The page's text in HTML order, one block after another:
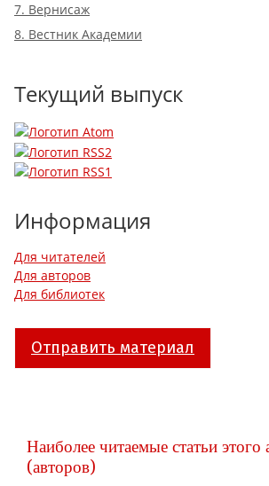
7. Вернисаж
8. Вестник Академии
Текущий выпуск
Информация
Для читателей
Для авторов
Для библиотек
Отправить материал
Наиболее читаемые статьи этого
(авторов)